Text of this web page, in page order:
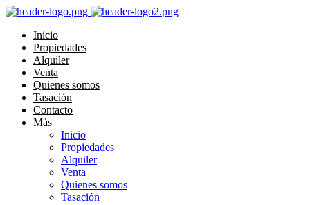
Inicio
Propiedades
Alquiler
Venta
Quienes somos
Tasación
Contacto
Más
Inicio
Propiedades
Alquiler
Venta
Quienes somos
Tasación